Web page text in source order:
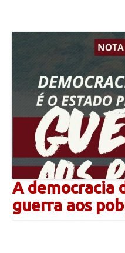
A democracia
guerra aos